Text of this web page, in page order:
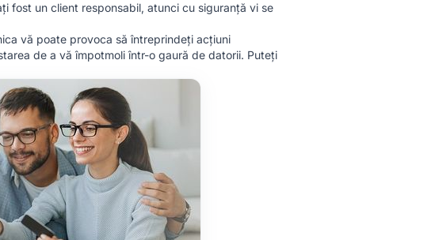
fost un client responsabil, atunci cu siguranță vi se
vă poate provoca să întreprindeți acțiuni
de a vă împotmoli într-o gaură de datorii. Puteți